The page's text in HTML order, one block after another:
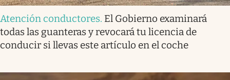
Atención conductores. El Gobierno examinará
todas las guanteras y revocará tu licencia de
conducir si llevas este artículo en el coche